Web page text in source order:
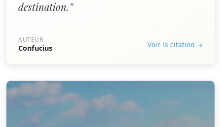
destination.”
AUTEUR
Confucius Voir la citation →